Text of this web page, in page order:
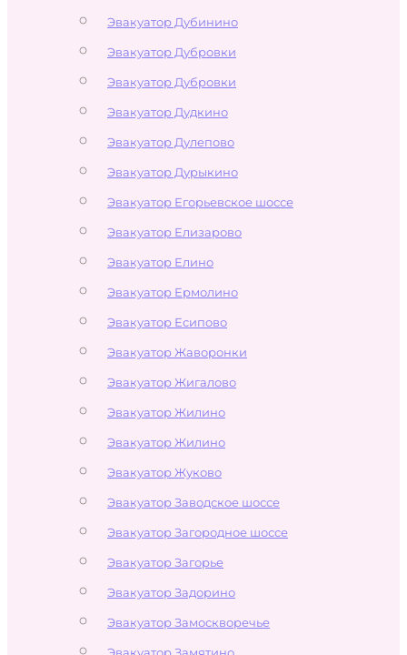
Эвакуатор Дубинино
Эвакуатор Дубровки
Эвакуатор Дубровки
Эвакуатор Дудкино
Эвакуатор Дулепово
Эвакуатор Дурыкино
Эвакуатор Егорьевское шоссе
Эвакуатор Елизарово
Эвакуатор Елино
Эвакуатор Ермолино
Эвакуатор Есипово
Эвакуатор Жаворонки
Эвакуатор Жигалово
Эвакуатор Жилино
Эвакуатор Жилино
Эвакуатор Жуково
Эвакуатор Заводское шоссе
Эвакуатор Загородное шоссе
Эвакуатор Загорье
Эвакуатор Задорино
Эвакуатор Замоскворечье